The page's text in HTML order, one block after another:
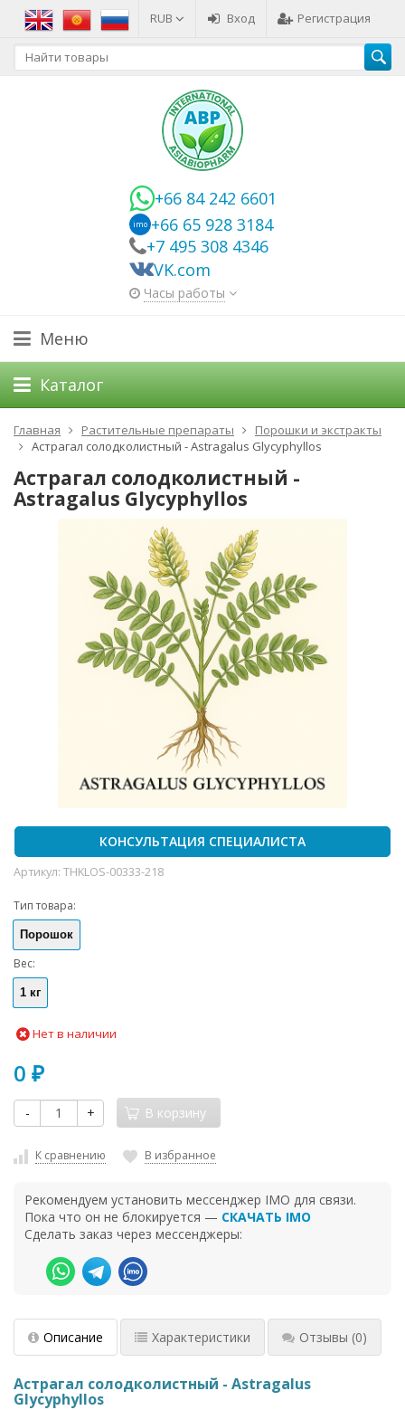
RUB Вход Регистрация
+66 84 242 6601
imo +66 65 928 3184
+7 495 308 4346
VK.com
Часы работы
Меню
Каталог
Главная Растительные препараты
Порошки и экстракты
Астрагал солодколистный - Astragalus Glycyphyllos
Астрагал солодколистный -
Astragalus Glycyphyllos
КОНСУЛЬТАЦИЯ СПЕЦИАЛИСТА
Артикул: THKLOS-00333-218
Тип товара:
Порошок
Вес:
1 кг
Нет в наличии
0 ₽
- + В корзину
К сравнению В избранное
Рекомендуем установить мессенджер IMO для связи.
Пока что он не блокируется — СКАЧАТЬ IMO
Сделать заказ через мессенджеры:
Описание Характеристики Отзывы (0)
Астрагал солодколистный - Astragalus
Glycyphyllos